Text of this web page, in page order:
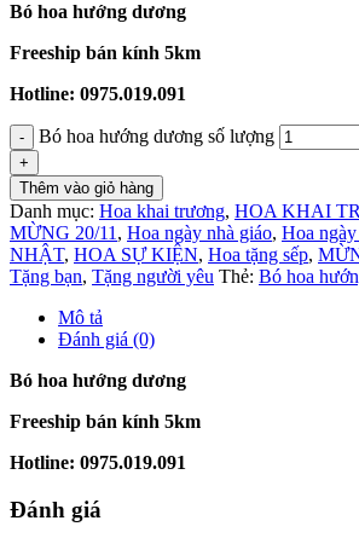
Bó hoa hướng dương
Freeship bán kính 5km
Hotline: 0975.019.091
Bó hoa hướng dương số lượng
Thêm vào giỏ hàng
Danh mục: Hoa khai trương, HOA KHAI
MỪNG 20/11, Hoa ngày nhà giáo, Hoa
NHẬT, HOA SỰ KIỆN, Hoa tặng sếp,
Tặng bạn, Tặng người yêu Thẻ: Bó hoa
Mô tả
Đánh giá (0)
Bó hoa hướng dương
Freeship bán kính 5km
Hotline: 0975.019.091
Đánh giá